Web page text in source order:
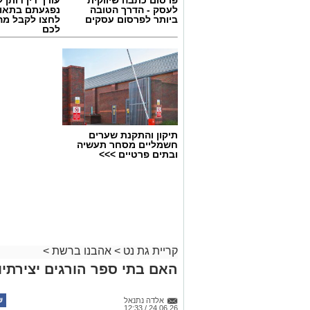
יש לכם מידע חשוב שטרם נחשף?
בכתבה? נשמח שתשתפו אותנו
לעסק - הדרך הטובה
ביותר לפרסום עסקים
נפגעתם
לחצו לקבל
לכם
תיקון והתקנת שערים
חשמליים מסחר תעשיה
ובתים פרטיים >>>
קריית גת נט > אהבנו ברשת >
האם בתי ספר הורגים
אלדה נתנאל
24.06.26 / 12:33